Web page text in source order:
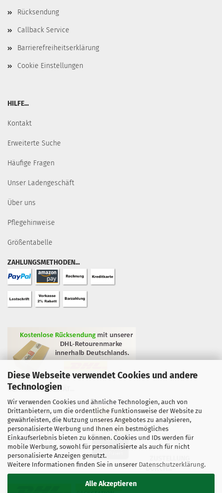
Diese Webseite verwendet Cookies und andere
Technologien
Wir verwenden Cookies und ähnliche Technologien, auch von
Drittanbietern, um die ordentliche Funktionsweise der Website zu
gewährleisten, die Nutzung unseres Angebotes zu analysieren,
personalisierte Werbung und Ihnen ein bestmögliches
Einkaufserlebnis bieten zu können. Cookies und IDs werden für
mobile Werbung, sowohl für personalisierte als auch für nicht
personalisierte Anzeigen genutzt.
Weitere Informationen finden Sie in unserer Datenschutzerklärung.
Alle Akzeptieren
Rücksendung
Callback Service
Barrierefreiheitserklärung
Cookie Einstellungen
HILFE...
Kontakt
Erweiterte Suche
Häufige Fragen
Unser Ladengeschäft
Über uns
Pflegehinweise
Größentabelle
ZAHLUNGSMETHODEN...
GEPRÜFTE QUALITÄT...
DURCH...